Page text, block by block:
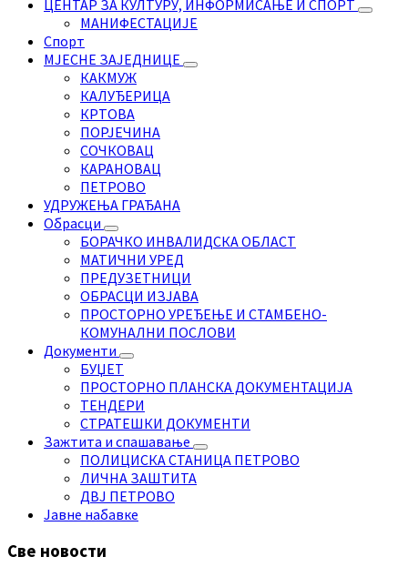
ЦЕНТАР ЗА КУЛТУРУ, ИНФОРМИСАЊЕ И СПОРТ
МАНИФЕСТАЦИЈЕ
Спорт
МЈЕСНЕ ЗАЈЕДНИЦЕ
КАКМУЖ
КАЛУЂЕРИЦА
КРТОВА
ПОРЈЕЧИНА
СОЧКОВАЦ
КАРАНОВАЦ
ПЕТРОВО
УДРУЖЕЊА ГРАЂАНА
Обрасци
БОРАЧКО ИНВАЛИДСКА ОБЛАСТ
МАТИЧНИ УРЕД
ПРЕДУЗЕТНИЦИ
ОБРАСЦИ ИЗЈАВА
ПРОСТОРНО УРЕЂЕЊЕ И СТАМБЕНО-
КОМУНАЛНИ ПОСЛОВИ
Документи
БУЏЕТ
ПРОСТОРНО ПЛАНСКА ДОКУМЕНТАЦИЈА
ТЕНДЕРИ
СТРАТЕШКИ ДОКУМЕНТИ
Зажтита и спашавање
ПОЛИЦИСКА СТАНИЦА ПЕТРОВО
ЛИЧНА ЗАШТИТА
ДВЈ ПЕТРОВО
Јавне набавке
Све новости